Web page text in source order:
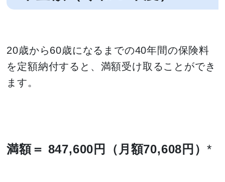
20歳から60歳になるまでの40年間の保険料
を定額納付すると、満額受け取ることができ
ます。
満額＝ 847,600円（月額70,608円） *